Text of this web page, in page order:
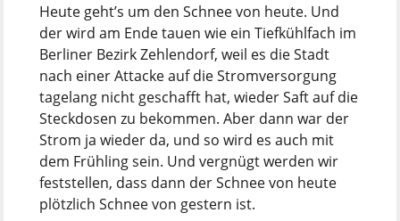
Heute geht’s um den Schnee von heute. Und
der wird am Ende tauen wie ein Tiefkühlfach im
Berliner Bezirk Zehlendorf, weil es die Stadt
nach einer Attacke auf die Stromversorgung
tagelang nicht geschafft hat, wieder Saft auf die
Steckdosen zu bekommen. Aber dann war der
Strom ja wieder da, und so wird es auch mit
dem Frühling sein. Und vergnügt werden wir
feststellen, dass dann der Schnee von heute
plötzlich Schnee von gestern ist.